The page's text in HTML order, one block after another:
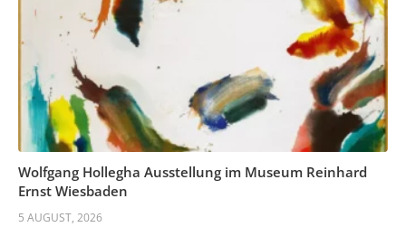
Wolfgang Hollegha Ausstellung im Museum Reinhard
Ernst Wiesbaden
5 AUGUST, 2026